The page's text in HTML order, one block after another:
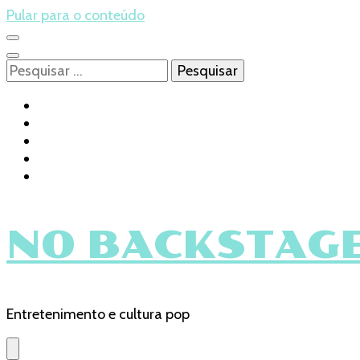
Pular para o conteúdo
Pesquisar
por:
NO
Entretenimento e cultura pop